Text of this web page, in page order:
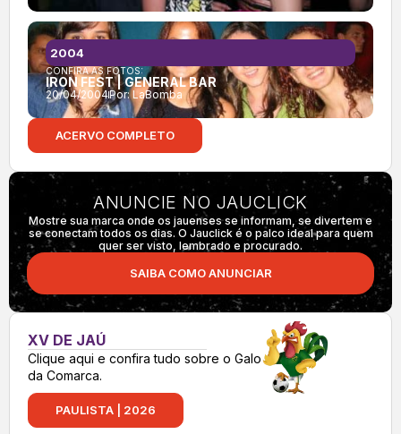
CONFIRA AS FOTOS:
IRON FEST | GENERAL BAR
20/04/2004Por:LaBomba
2004
ACERVO COMPLETO
ANUNCIE NO JAUCLICK
Mostre sua marca onde os jauenses se informam, se divertem e
se conectam todos os dias. O Jauclick é o palco ideal para quem
quer ser visto, lembrado e procurado.
SAIBA COMO ANUNCIAR
XV DE JAÚ
Clique aqui e confira tudo sobre o Galo
da Comarca.
PAULISTA | 2026